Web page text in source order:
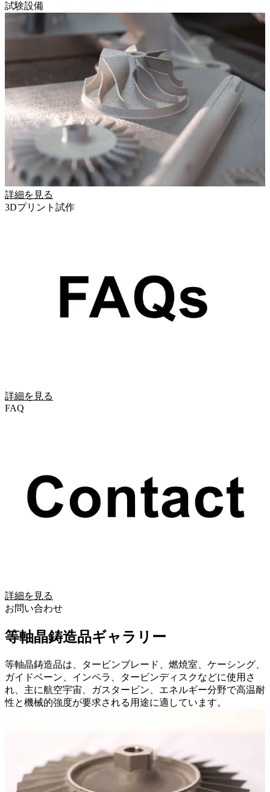
試験設備
詳細を見る
3Dプリント試作
詳細を見る
FAQ
詳細を見る
お問い合わせ
等軸晶鋳造品ギャラリー
等軸晶鋳造品は、タービンブレード、燃焼室、ケーシング、
ガイドベーン、インペラ、タービンディスクなどに使用さ
れ、主に航空宇宙、ガスタービン、エネルギー分野で高温耐
性と機械的強度が要求される用途に適しています。